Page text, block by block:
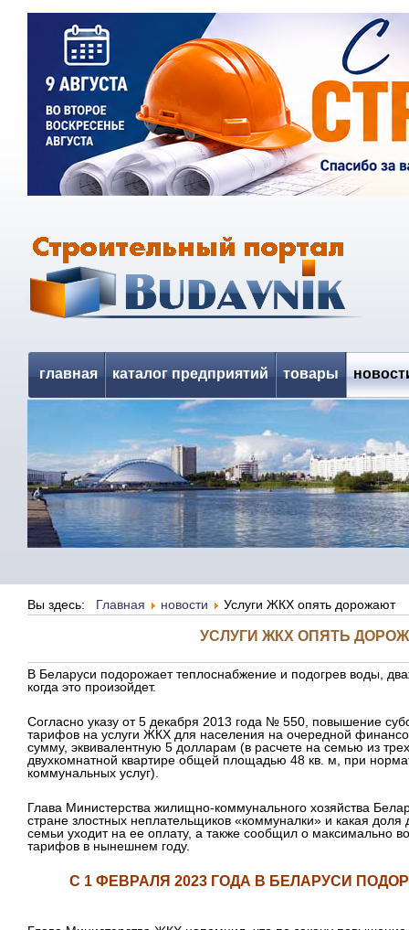
главная каталог предприятий товары
Вы здесь: Главная новости Услуги ЖКХ опять дорожают
УСЛУГИ ЖКХ ОПЯТЬ
В Беларуси подорожает теплоснабжение и подогрев воды,
когда это произойдет.
Согласно указу от 5 декабря 2013 года № 550, повышение
тарифов на услуги ЖКХ для населения на очередной
сумму, эквивалентную 5 долларам (в расчете на семью из
двухкомнатной квартире общей площадью 48 кв. м, при
коммунальных услуг).
Глава Министерства жилищно-коммунального хозяйства
стране злостных неплательщиков «коммуналки» и какая доля
семьи уходит на ее оплату, а также сообщил о максимально
тарифов в нынешнем году.
С 1 ФЕВРАЛЯ 2023 ГОДА В БЕЛАРУСИ